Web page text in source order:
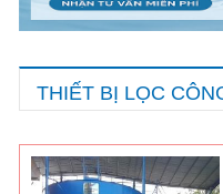
THIẾT BỊ LỌC